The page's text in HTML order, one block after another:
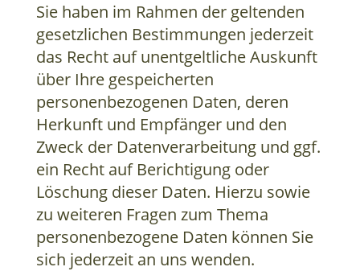
Sie haben im Rahmen der geltenden
gesetzlichen Bestimmungen jederzeit
das Recht auf unentgeltliche Auskunft
über Ihre gespeicherten
personenbezogenen Daten, deren
Herkunft und Empfänger und den
Zweck der Datenverarbeitung und ggf.
ein Recht auf Berichtigung oder
Löschung dieser Daten. Hierzu sowie
zu weiteren Fragen zum Thema
personenbezogene Daten können Sie
sich jederzeit an uns wenden.